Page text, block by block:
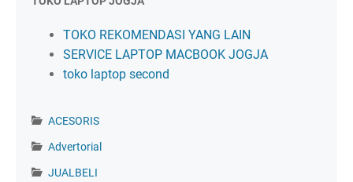
TOKO REKOMENDASI YANG LAIN
SERVICE LAPTOP MACBOOK JOGJA
toko laptop second
ACESORIS
Advertorial
JUALBELI